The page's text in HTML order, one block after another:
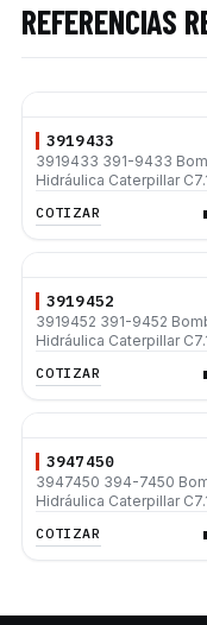
REFERENCIAS
3919433
3919433 391-9433
Hidráulica Caterpillar
320D L 330D2 L 330D2
COTIZAR
3919452
3919452 391-9452
Hidráulica Caterpillar
320D L 330D2 L 330D2
COTIZAR
3947450
3947450 394-7450
Hidráulica Caterpillar
320D L 330D2 L 330D2
COTIZAR